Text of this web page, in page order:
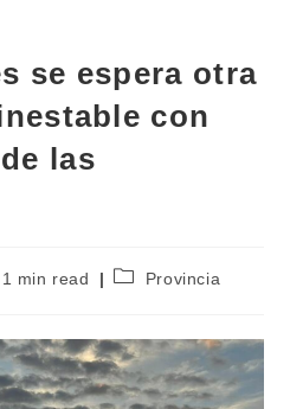
se espera otra
con
las
1 min read Provincia